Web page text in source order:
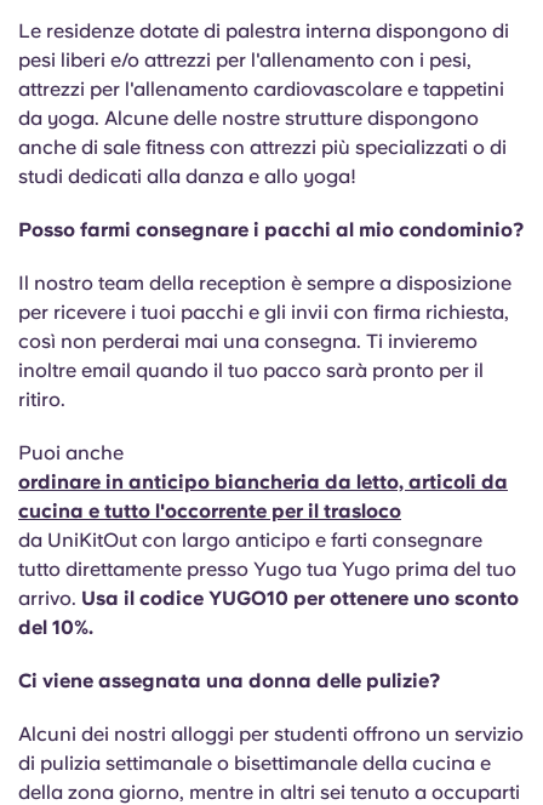
Le residenze dotate di palestra interna dispongono di
pesi liberi e/o attrezzi per l'allenamento con i pesi,
attrezzi per l'allenamento cardiovascolare e tappetini
da yoga. Alcune delle nostre strutture dispongono
anche di sale fitness con attrezzi più specializzati o di
studi dedicati alla danza e allo yoga!
Posso farmi consegnare i pacchi al mio condominio?
Il nostro team della reception è sempre a disposizione
per ricevere i tuoi pacchi e gli invii con firma richiesta,
così non perderai mai una consegna. Ti invieremo
inoltre email quando il tuo pacco sarà pronto per il
ritiro.
Puoi anche
ordinare in anticipo biancheria da letto, articoli da
cucina e tutto l'occorrente per il trasloco
da UniKitOut con largo anticipo e farti consegnare
tutto direttamente presso Yugo tua Yugo prima del tuo
arrivo. Usa il codice YUGO10 per ottenere uno sconto
del 10%.
Ci viene assegnata una donna delle pulizie?
Alcuni dei nostri alloggi per studenti offrono un servizio
di pulizia settimanale o bisettimanale della cucina e
della zona giorno, mentre in altri sei tenuto a occuparti